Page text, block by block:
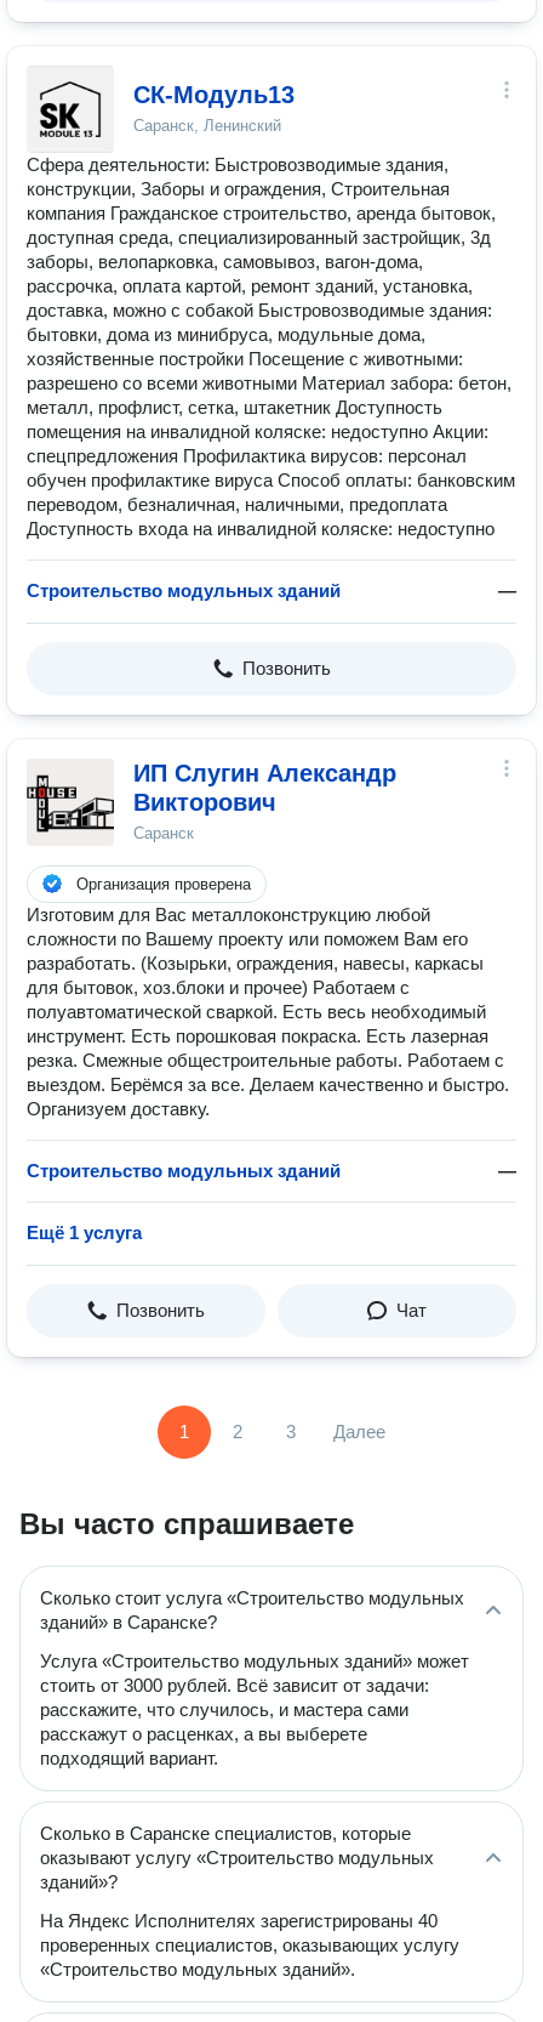
СК-Модуль13
Саранск, Ленинский
Сфера деятельности: Быстровозводимые здания,
конструкции, Заборы и ограждения, Строительная
компания Гражданское строительство, аренда бытовок,
доступная среда, специализированный застройщик, 3д
заборы, велопарковка, самовывоз, вагон-дома,
рассрочка, оплата картой, ремонт зданий, установка,
доставка, можно с собакой Быстровозводимые здания:
бытовки, дома из минибруса, модульные дома,
хозяйственные постройки Посещение с животными:
разрешено со всеми животными Материал забора: бетон,
металл, профлист, сетка, штакетник Доступность
помещения на инвалидной коляске: недоступно Акции:
спецпредложения Профилактика вирусов: персонал
обучен профилактике вируса Способ оплаты: банковским
переводом, безналичная, наличными, предоплата
Доступность входа на инвалидной коляске: недоступно
Строительство модульных зданий —
Позвонить
ИП Слугин Александр
Викторович
Саранск
Организация проверена
Изготовим для Вас металлоконструкцию любой
сложности по Вашему проекту или поможем Вам его
разработать. (Козырьки, ограждения, навесы, каркасы
для бытовок, хоз.блоки и прочее) Работаем с
полуавтоматической сваркой. Есть весь необходимый
инструмент. Есть порошковая покраска. Есть лазерная
резка. Смежные общестроительные работы. Работаем с
выездом. Берёмся за все. Делаем качественно и быстро.
Организуем доставку.
Строительство модульных зданий —
Ещё 1 услуга
Позвонить Чат
1 2 3 Далее
Вы часто спрашиваете
Сколько стоит услуга «Строительство модульных
зданий» в Саранске?
Услуга «Строительство модульных зданий» может
стоить от 3000 рублей. Всё зависит от задачи:
расскажите, что случилось, и мастера сами
расскажут о расценках, а вы выберете
подходящий вариант.
Сколько в Саранске специалистов, которые
оказывают услугу «Строительство модульных
зданий»?
На Яндекс Исполнителях зарегистрированы 40
проверенных специалистов, оказывающих услугу
«Строительство модульных зданий».